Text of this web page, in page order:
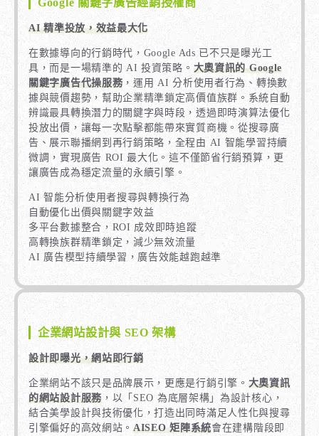
AI 精準投放，效益最大化
在數據導向的行銷時代，Google Ads 已不只是曝光工
具，而是一場精準的 AI 投資策略。 大奧資訊的 Google
關鍵字廣告代操服務，運用 AI 分析使用者行為、轉換數
據與競價趨勢，幫助企業精準鎖定高價值族群。系統自動
辨識最具轉換潛力的關鍵字與時段，透過即時演算法優化
投放出價，讓每一次點擊都能帶來實質商機。從搜尋廣
告、展示聯播網到再行銷策略，全程由 AI 智能學習持續
微調，實現廣告 ROI 最大化。這不僅節省行銷預算，更
讓廣告成為穩定流量的永續引擎。
AI 智能分析使用者搜尋與轉換行為
自動優化出價與關鍵字效益
多平台數據整合，ROI 成效即時追蹤
高轉換族群精準鎖定，減少無效流量
AI 廣告模型持續學習，廣告效能越跑越準
企業網站設計與 SEO 架構
設計即曝光，網站即行銷
企業網站不該只是品牌展示，更應是行銷引擎。 大奧資訊
的網站設計服務，以「SEO 為底層架構」為設計核心，
結合美學設計與技術優化，打造出同時滿足人性化與搜尋
引擎偏好的高效網站。 AISEO 矩陣系統會在建構階段即